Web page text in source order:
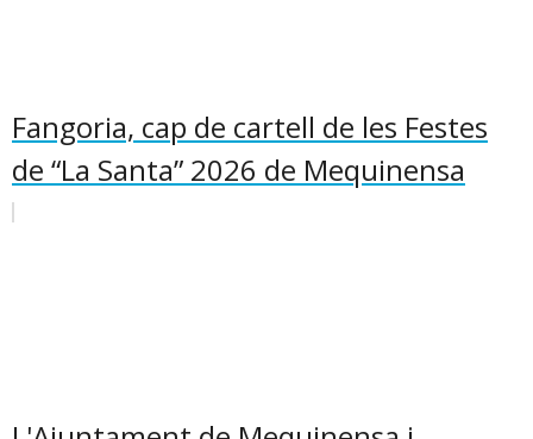
Fangoria, cap de cartell de les Festes
de “La Santa” 2026 de Mequinensa